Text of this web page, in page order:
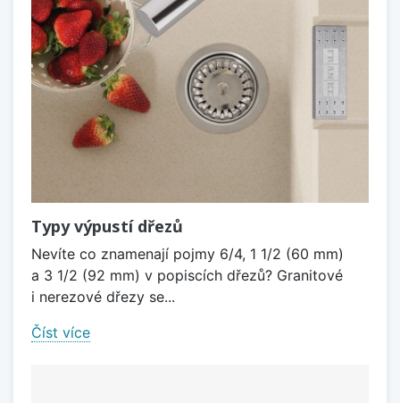
Typy výpustí dřezů
Nevíte co znamenají pojmy 6/4, 1 1/2 (60 mm)
a 3 1/2 (92 mm) v popiscích dřezů? Granitové
i nerezové dřezy se...
Číst více